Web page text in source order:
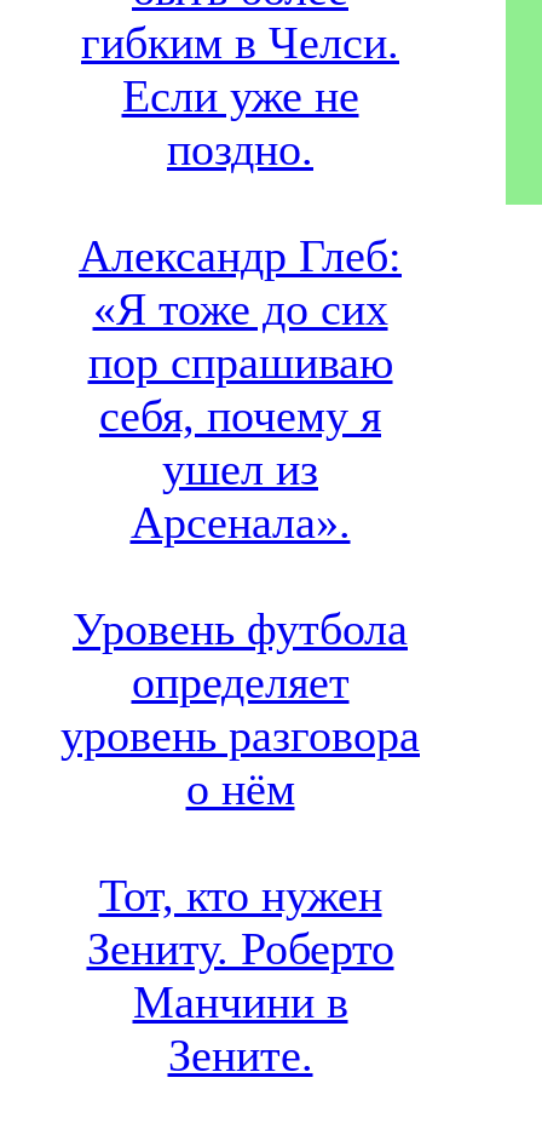
гибким в Челси.
Если уже не
поздно.
Александр Глеб:
«Я тоже до сих
пор спрашиваю
себя, почему я
ушел из
Арсенала».
Уровень футбола
определяет
уровень разговора
о нём
Тот, кто нужен
Зениту. Роберто
Манчини в
Зените.